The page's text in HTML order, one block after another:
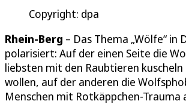
Copyright: dpa
Rhein-Berg – Das Thema „Wölfe“ in
polarisiert: Auf der einen Seite die
liebsten mit den Raubtieren
wollen, auf der anderen die
Menschen mit Rotkäppchen-Trauma